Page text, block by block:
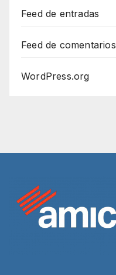
Feed de entradas
Feed de comentarios
WordPress.org